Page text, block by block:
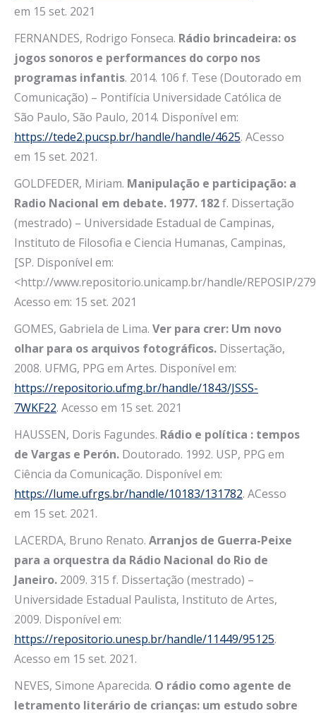
em 15 set. 2021
FERNANDES, Rodrigo Fonseca. Rádio brincadeira: os
jogos sonoros e performances do corpo nos
programas infantis. 2014. 106 f. Tese (Doutorado em
Comunicação) – Pontifícia Universidade Católica de
São Paulo, São Paulo, 2014. Disponível em:
https://tede2.pucsp.br/handle/handle/4625. ACesso
em 15 set. 2021.
GOLDFEDER, Miriam. Manipulação e participação: a
Radio Nacional em debate. 1977. 182f. Dissertação
(mestrado) – Universidade Estadual de Campinas,
Instituto de Filosofia e Ciencia Humanas, Campinas,
[SP. Disponível em:
<http://www.repositorio.unicamp.br/handle/REPOSIP/
Acesso em: 15 set. 2021
GOMES, Gabriela de Lima. Ver para crer: Um novo
olhar para os arquivos fotográficos. Dissertação,
2008. UFMG, PPG em Artes. Disponível em:
https://repositorio.ufmg.br/handle/1843/JSSS-
7WKF22. Acesso em 15 set. 2021
HAUSSEN, Doris Fagundes. Rádio e política : tempos
de Vargas e Perón. Doutorado. 1992. USP, PPG em
Ciência da Comunicação. Disponível em:
https://lume.ufrgs.br/handle/10183/131782. ACesso
em 15 set. 2021.
LACERDA, Bruno Renato. Arranjos de Guerra-Peixe
para a orquestra da Rádio Nacional do Rio de
Janeiro. 2009. 315 f. Dissertação (mestrado) –
Universidade Estadual Paulista, Instituto de Artes,
2009. Disponível em:
https://repositorio.unesp.br/handle/11449/95125.
Acesso em 15 set. 2021.
NEVES, Simone Aparecida. O rádio como agente de
letramento literário de crianças: um estudo sobre